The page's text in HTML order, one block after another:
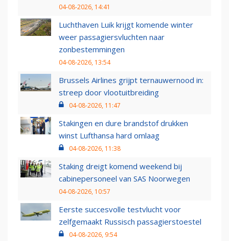
04-08-2026, 14:41
Luchthaven Luik krijgt komende winter
weer passagiersvluchten naar
zonbestemmingen
04-08-2026, 13:54
Brussels Airlines grijpt ternauwernood in:
streep door vlootuitbreiding
04-08-2026, 11:47
Stakingen en dure brandstof drukken
winst Lufthansa hard omlaag
04-08-2026, 11:38
Staking dreigt komend weekend bij
cabinepersoneel van SAS Noorwegen
04-08-2026, 10:57
Eerste succesvolle testvlucht voor
zelfgemaakt Russisch passagierstoestel
04-08-2026, 9:54